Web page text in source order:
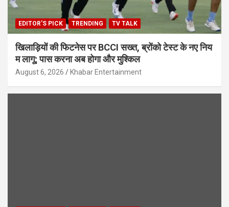
EDITOR'S PICK TRENDING TV TALK
खिलाड़ियों की फिटनेस पर BCCI सख्त, ब्रोंको टेस्ट के नए निय
म लागू; पास करना अब होगा और मुश्किल
August 6, 2026 Khabar Entertainment